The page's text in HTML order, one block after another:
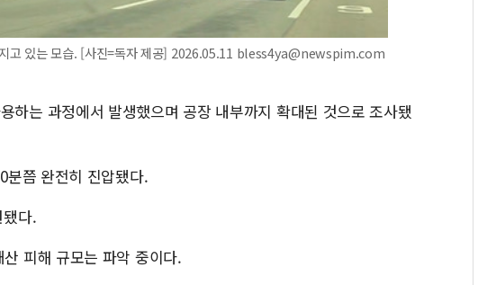
지고 있는 모습. [사진=독자 제공] 2026.05.11 bless4ya@newspim.com
하는 과정에서 발생했으며 공장 내부까지 확대된 것으로 조사됐
분쯤 완전히 진압됐다.
다.
피해 규모는 파악 중이다.